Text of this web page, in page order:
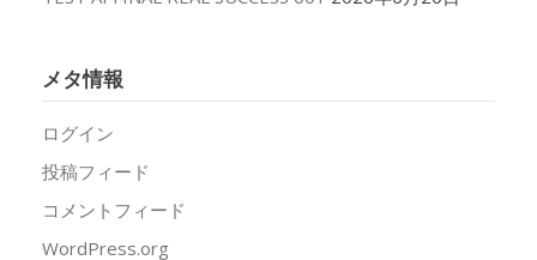
メタ情報
ログイン
投稿フィード
コメントフィード
WordPress.org